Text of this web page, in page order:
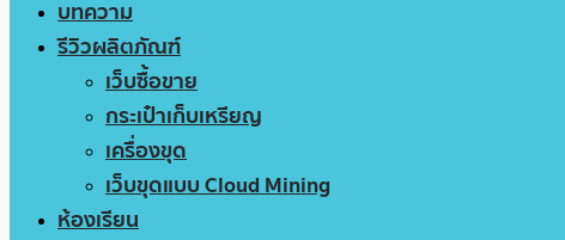
บทความ
รีวิวผลิตภัณฑ์
เว็บซื้อขาย
กระเป๋าเก็บเหรียญ
เครื่องขุด
เว็บขุดแบบ Cloud Mining
ห้องเรียน